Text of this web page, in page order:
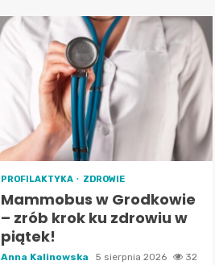
PROFILAKTYKA ZDROWIE
Mammobus w Grodkowie
– zrób krok ku zdrowiu w
piątek!
Anna Kalinowska 5 sierpnia 2026 32